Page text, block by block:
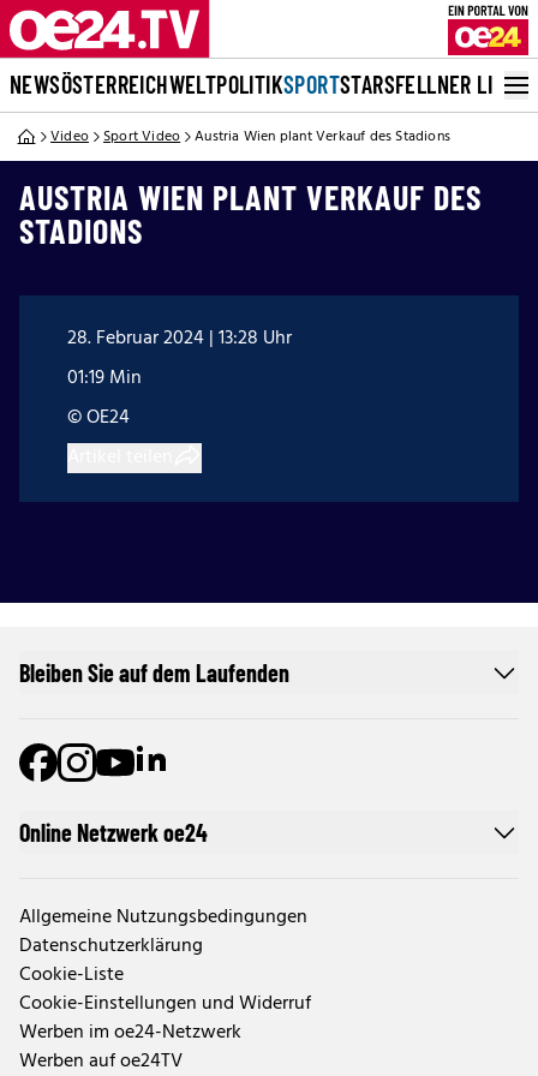
NEWSÖSTERREICHWELTPOLITIKSPORTSTARSFELLNER LIVE
Video Sport Video Austria Wien plant Verkauf des Stadions
AUSTRIA WIEN PLANT VERKAUF DES
STADIONS
28. Februar 2024 | 13:28 Uhr
01:19 Min
© OE24
Online Netzwerk oe24
Allgemeine Nutzungsbedingungen
Datenschutzerklärung
Cookie-Liste
Cookie-Einstellungen und Widerruf
Werben im oe24-Netzwerk
Werben auf oe24TV
Bleiben Sie auf dem Laufenden